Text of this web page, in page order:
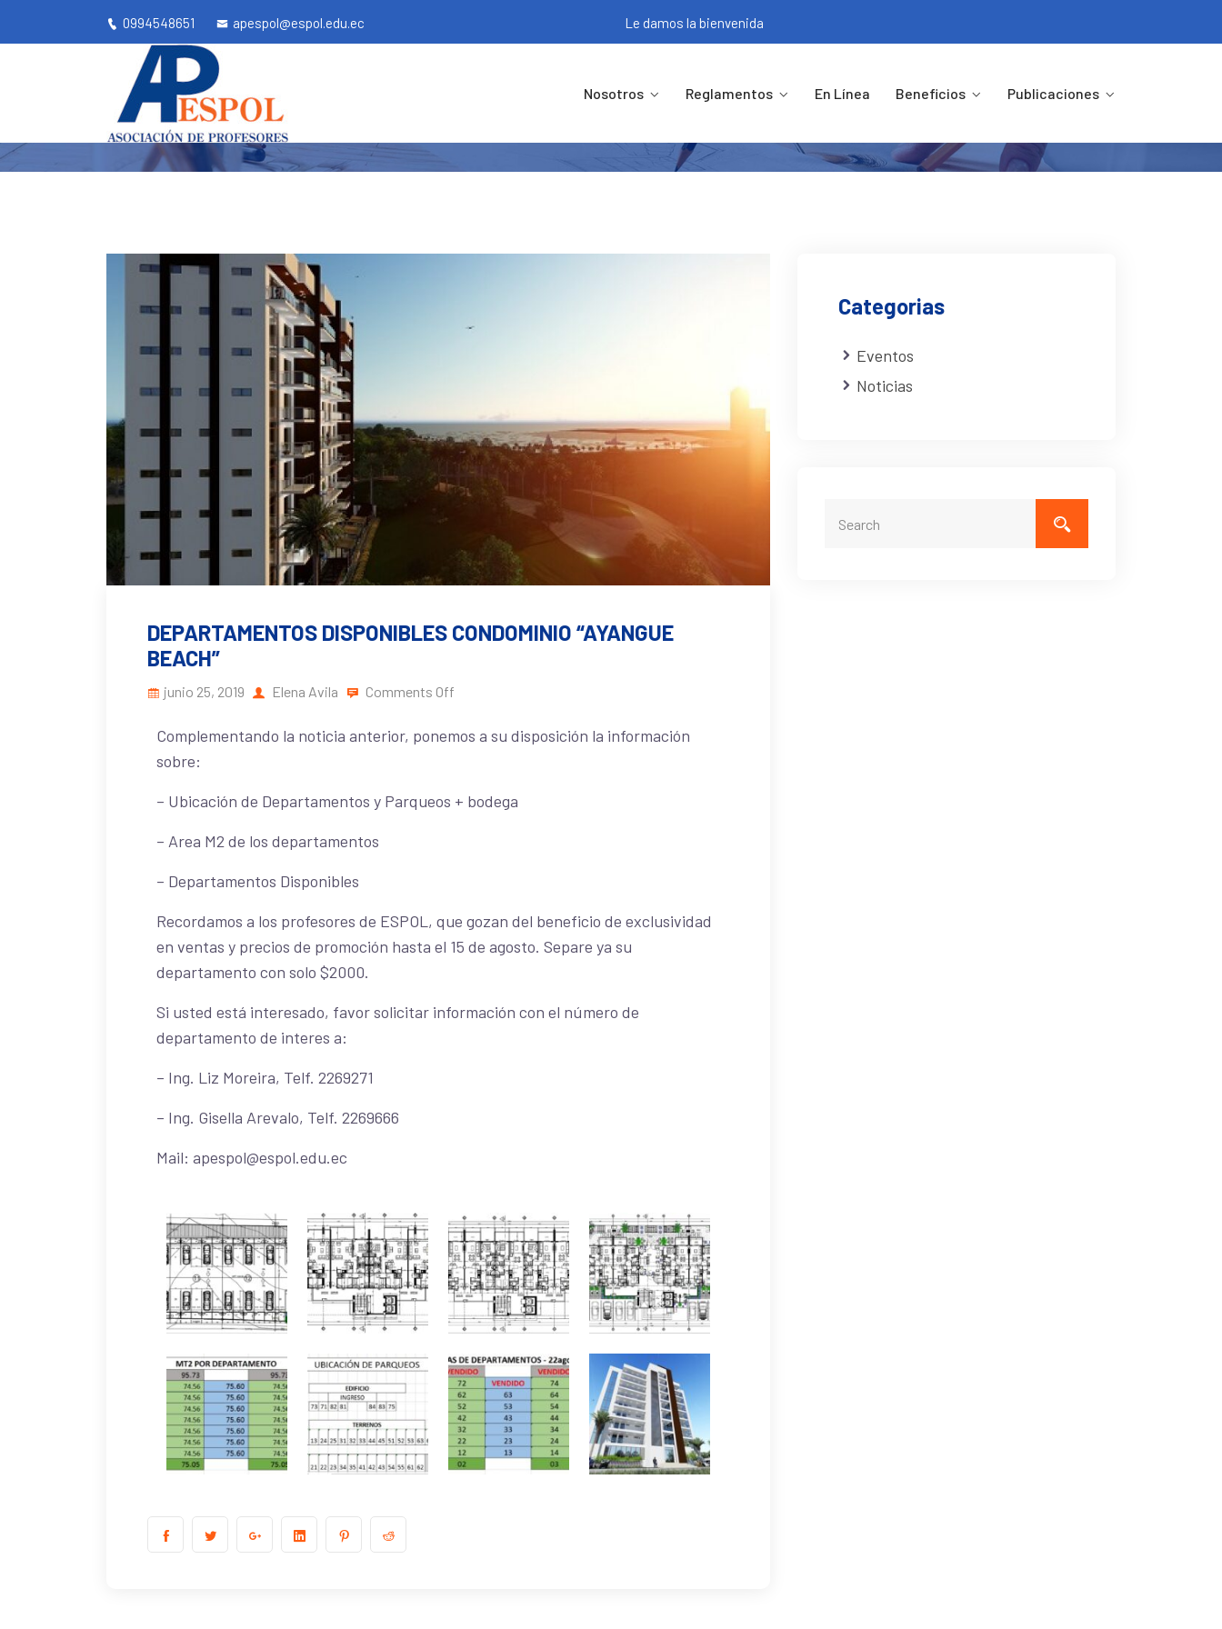
0994548651 apespol@espol.edu.ec Le damos la bienvenida
Nosotros Reglamentos En Línea Beneficios Publicaciones
Apespol.ec DEPARTAMENTOS DISPONIBLES CONDOMINIO “AYANGUE BEACH”
DEPARTAMENTOS DISPONIBLES CONDOMINIO “AYANGUE
BEACH”
junio 25, 2019 Elena Avila Comments Off
Complementando la noticia anterior, ponemos a su disposición la información
sobre:
– Ubicación de Departamentos y Parqueos + bodega
– Area M2 de los departamentos
– Departamentos Disponibles
Recordamos a los profesores de ESPOL, que gozan del beneficio de exclusividad
en ventas y precios de promoción hasta el 15 de agosto. Separe ya su
departamento con solo $2000.
Si usted está interesado, favor solicitar información con el número de
departamento de interes a:
– Ing. Liz Moreira, Telf. 2269271
– Ing. Gisella Arevalo, Telf. 2269666
Mail: apespol@espol.edu.ec
Categorias
Eventos
Noticias